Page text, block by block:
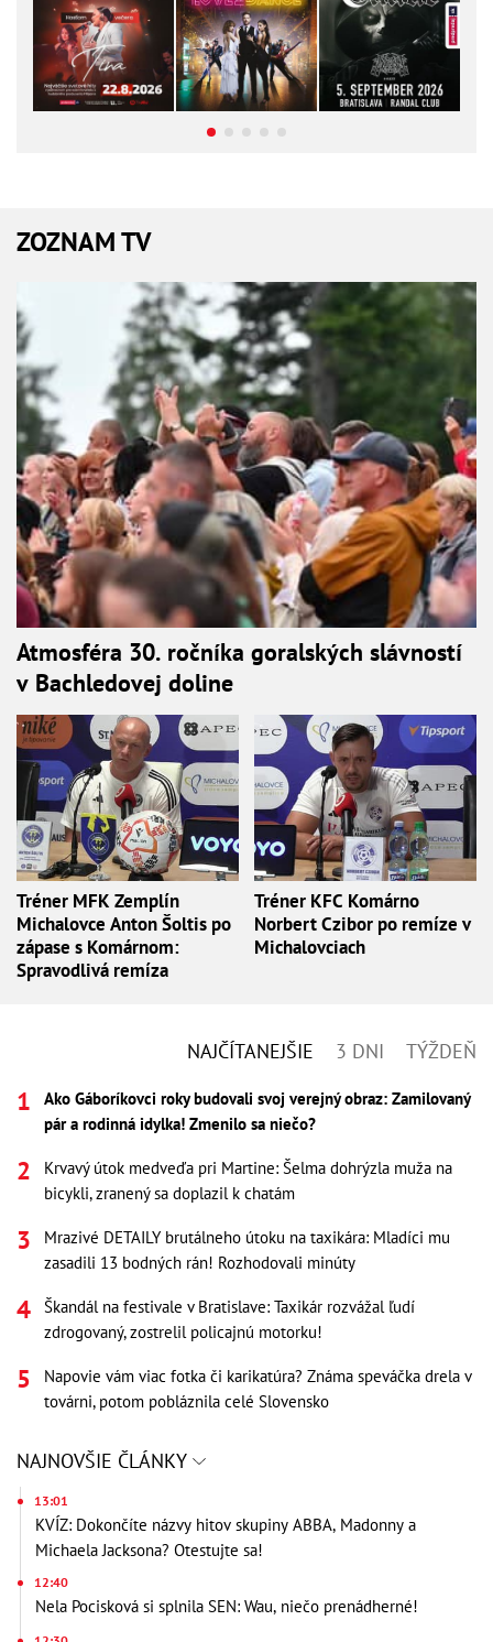
ZOZNAM TV
Atmosféra 30. ročníka goralských slávností
v Bachledovej doline
Tréner MFK Zemplín
Michalovce Anton Šoltis po
zápase s Komárnom:
Spravodlivá remíza
Tréner KFC Komárno
Norbert Czibor po remíze v
Michalovciach
NAJČÍTANEJŠIE 3 DNI TÝŽDEŇ
Ako Gáboríkovci roky budovali svoj verejný obraz: Zamilovaný
pár a rodinná idylka! Zmenilo sa niečo?
Krvavý útok medveďa pri Martine: Šelma dohrýzla muža na
bicykli, zranený sa doplazil k chatám
Mrazivé DETAILY brutálneho útoku na taxikára: Mladíci mu
zasadili 13 bodných rán! Rozhodovali minúty
Škandál na festivale v Bratislave: Taxikár rozvážal ľudí
zdrogovaný, zostrelil policajnú motorku!
Napovie vám viac fotka či karikatúra? Známa speváčka drela v
továrni, potom pobláznila celé Slovensko
NAJNOVŠIE ČLÁNKY
13:01
KVÍZ: Dokončíte názvy hitov skupiny ABBA, Madonny a
Michaela Jacksona? Otestujte sa!
12:40
Nela Pocisková si splnila SEN: Wau, niečo prenádherné!